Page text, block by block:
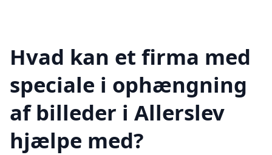
Hvad kan et firma med
speciale i ophængning
af billeder i Allerslev
hjælpe med?